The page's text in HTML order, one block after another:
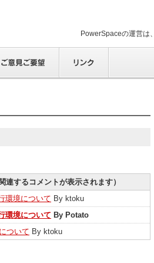
PowerSpaceの運営は、
するコメントが表示されます）
環境について By ktoku
環境について By Potato
ついて By ktoku